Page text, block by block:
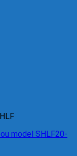
model SHLF20-